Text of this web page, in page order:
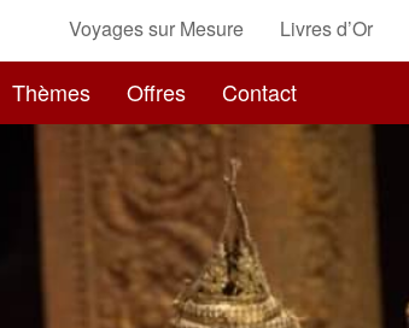
Thèmes Offres Contact
Voyages sur Mesure Livres d’Or